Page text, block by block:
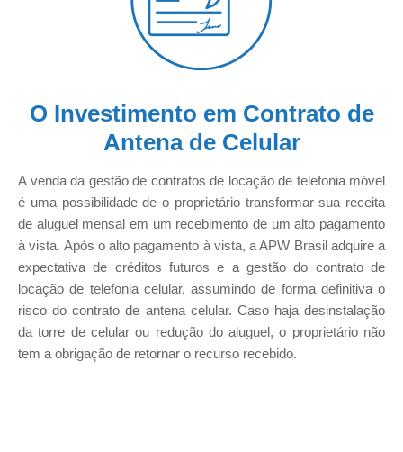
O Investimento em Contrato de
Antena de Celular
A venda da gestão de contratos de locação de telefonia móvel
é uma possibilidade de o proprietário transformar sua receita
de aluguel mensal em um recebimento de um alto pagamento
à vista. Após o alto pagamento à vista, a APW Brasil adquire a
expectativa de créditos futuros e a gestão do contrato de
locação de telefonia celular, assumindo de forma definitiva o
risco do contrato de antena celular. Caso haja desinstalação
da torre de celular ou redução do aluguel, o proprietário não
tem a obrigação de retornar o recurso recebido.